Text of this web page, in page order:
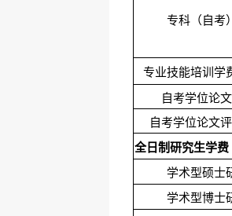
专科（自考
专业技能培训学
自考学位论
自考学位论文
全日制研究生学费
学术型硕士
学术型博士